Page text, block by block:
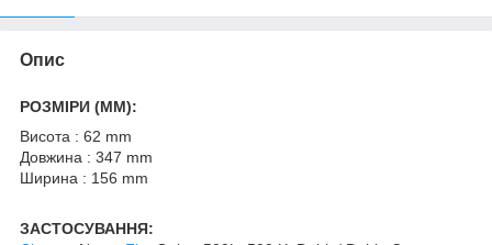
Опис
РОЗМІРИ (MM):
Висота : 62 mm
Довжина : 347 mm
Ширина : 156 mm
ЗАСТОСУВАННЯ: